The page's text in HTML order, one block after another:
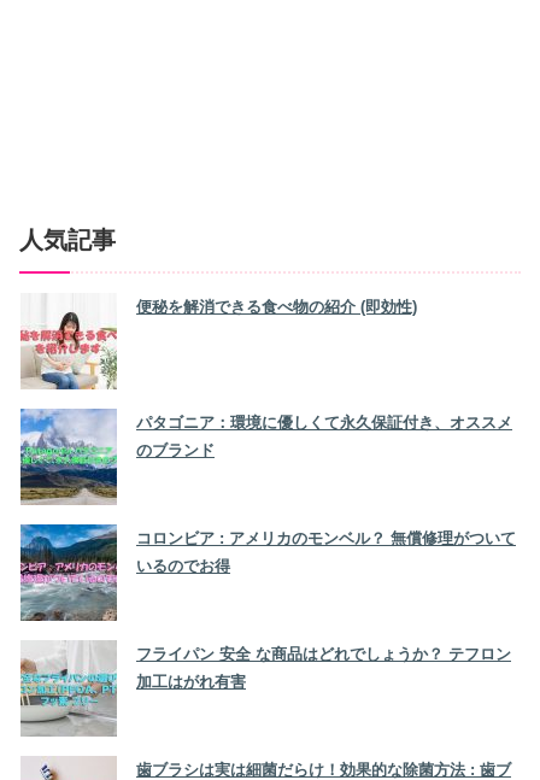
人気記事
便秘を解消できる食べ物の紹介 (即効性)
パタゴニア：環境に優しくて永久保証付き、オススメ
のブランド
コロンビア : アメリカのモンベル？ 無償修理がついて
いるのでお得
フライパン 安全 な商品はどれでしょうか？ テフロン
加工はがれ有害
歯ブラシは実は細菌だらけ！効果的な除菌方法 : 歯ブ